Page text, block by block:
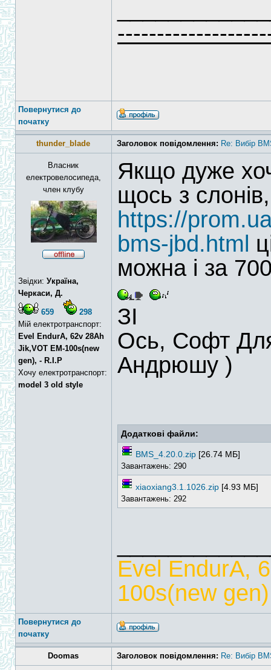
Повернутися до
початку
thunder_blade Заголовок повідомлення: Re: Вибір
Власник
електровелосипеда,
член клубу
Звідки: Україна,
Черкаси, Д.
659
298
Мій електротранспорт:
Evel EndurA, 62v 28Ah
Jik,VOT EM-100s(new
gen), - R.I.P
Хочу електротранспорт:
model 3 old style
Якщо дуже
щось з
https://
bms-jbd.html
можна і за
ЗІ
Ось, Софт Для
Андрюшу )
Додаткові файли:
BMS_4.20.0.zip [26.74 МБ]
Завантажень: 290
xiaoxiang3.1.1026.zip [4.93 МБ]
Завантажень: 292
Evel EndurA,
100s(new
Повернутися до
початку
Doomas Заголовок повідомлення: Re: Вибір